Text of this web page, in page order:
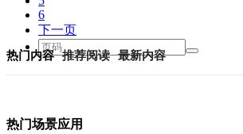
6
下一页
热门内容 推荐阅读 最新内容
热门场景应用